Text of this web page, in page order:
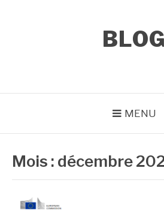
BLOG
MENU
Mois : décembre